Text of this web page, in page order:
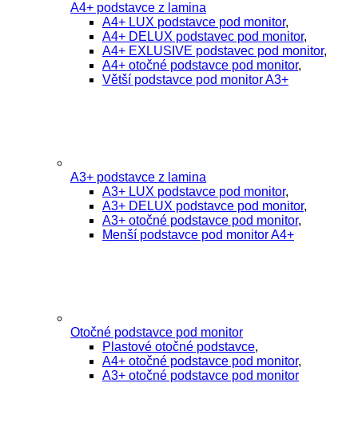
A4+ podstavce z lamina
A4+ LUX podstavce pod monitor,
A4+ DELUX podstavec pod monitor,
A4+ EXLUSIVE podstavec pod monitor,
A4+ otočné podstavce pod monitor,
Větší podstavce pod monitor A3+
A3+ podstavce z lamina
A3+ LUX podstavce pod monitor,
A3+ DELUX podstavce pod monitor,
A3+ otočné podstavce pod monitor,
Menší podstavce pod monitor A4+
Otočné podstavce pod monitor
Plastové otočné podstavce,
A4+ otočné podstavce pod monitor,
A3+ otočné podstavce pod monitor